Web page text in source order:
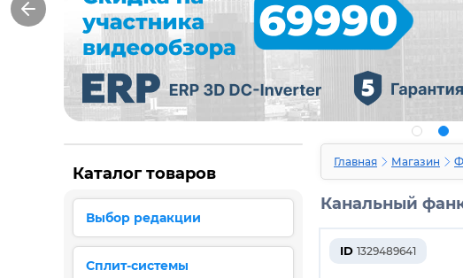
Главная Магазин
Канальный
ID 1329489641
Каталог товаров
Выбор редакции
Сплит-системы